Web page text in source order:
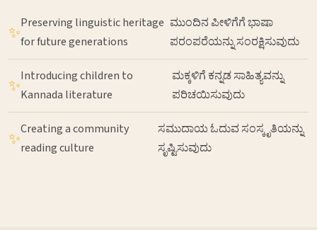
✨Preserving linguistic heritage
for future generations
ಮುಂದಿನ ಪೀಳಿಗೆಗೆ ಭಾಷಾ
ಪರಂಪರೆಯನ್ನು ಸಂರಕ್ಷಿಸುವುದು
✨Introducing children to
Kannada literature
ಮಕ್ಕಳಿಗೆ ಕನ್ನಡ ಸಾಹಿತ್ಯವನ್ನು
ಪರಿಚಯಿಸುವುದು
✨Creating a community
reading culture
ಸಮುದಾಯ ಓದುವ ಸಂಸ್ಕೃತಿಯನ್ನು
ಸೃಷ್ಟಿಸುವುದು